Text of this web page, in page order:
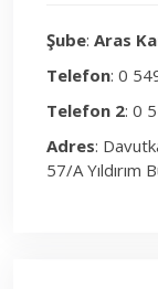
Şube: Aras
Telefon: 0
Telefon 2: 0
Adres:
57/A Yıldırım